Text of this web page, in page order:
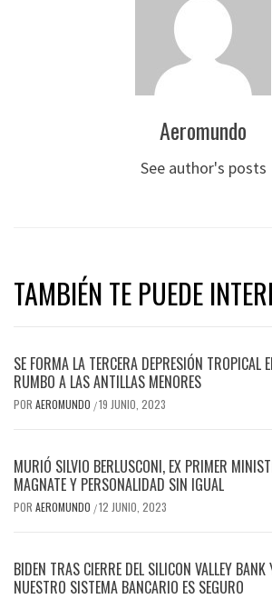
Aeromundo
See author's posts
TAMBIÉN TE PUEDE
SE FORMA LA TERCERA DEPRESIÓN TROPICAL
RUMBO A LAS ANTILLAS MENORES
POR AEROMUNDO /19 JUNIO, 2023
MURIÓ SILVIO BERLUSCONI, EX PRIMER
MAGNATE Y PERSONALIDAD SIN IGUAL
POR AEROMUNDO /12 JUNIO, 2023
BIDEN TRAS CIERRE DEL SILICON VALLEY
NUESTRO SISTEMA BANCARIO ES SEGURO